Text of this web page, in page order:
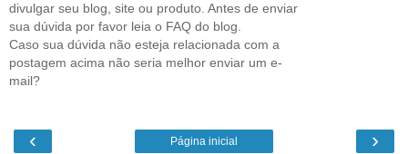
divulgar seu blog, site ou produto. Antes de enviar
sua dúvida por favor leia o FAQ do blog.
Caso sua dúvida não esteja relacionada com a
postagem acima não seria melhor enviar um e-
mail?
‹ ›
Página inicial